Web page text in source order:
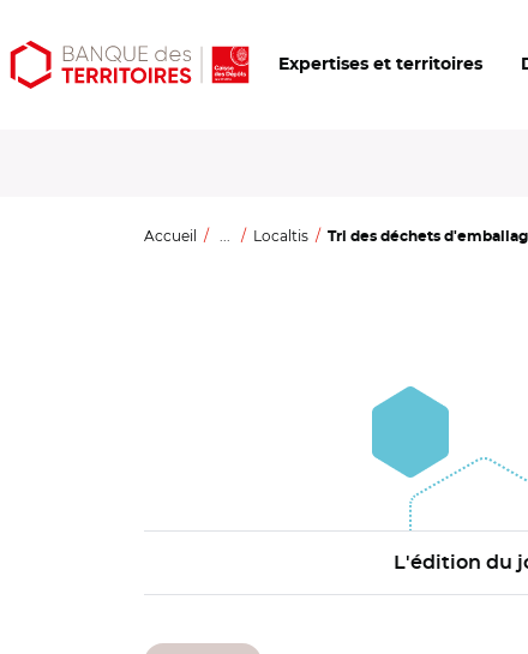
Aller
au
Aller
au
Ouvrir
les
Expertises et territoires
Accueil ... Localtis Tri des déchets
L'édition du